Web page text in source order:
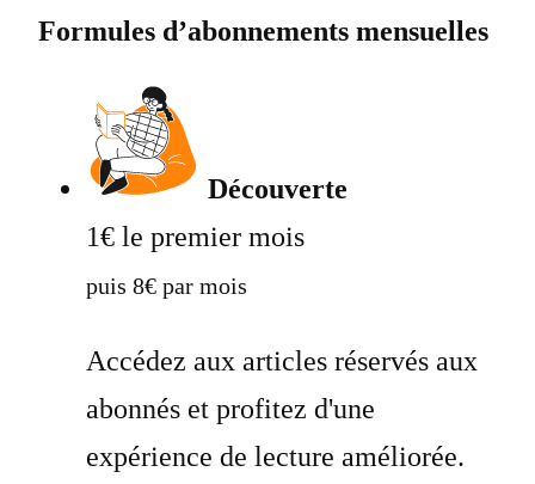
Formules d’abonnements mensuelles
Découverte
1€ le premier mois
puis 8€ par mois
Accédez aux articles réservés aux
abonnés et profitez d'une
expérience de lecture améliorée.